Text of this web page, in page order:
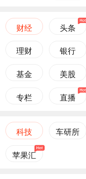
财经 头条
理财 银行
基金 美股
专栏 直播
科技 车研所
苹果汇